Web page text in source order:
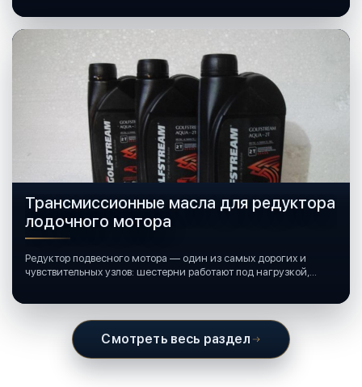
Трансмиссионные масла для редуктора
лодочного мотора
Редуктор подвесного мотора — один из самых дорогих и
чувствительных узлов: шестерни работают под нагрузкой,
Смотреть весь раздел